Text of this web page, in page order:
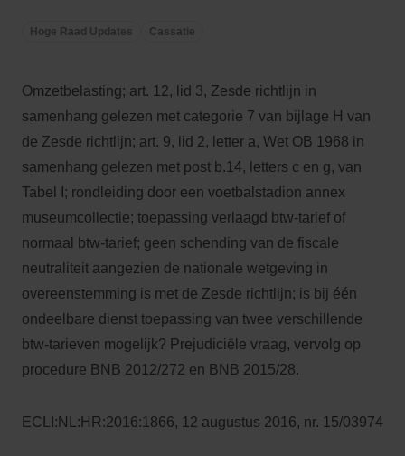
Hoge Raad Updates Cassatie
Omzetbelasting; art. 12, lid 3, Zesde richtlijn in
samenhang gelezen met categorie 7 van bijlage H van
de Zesde richtlijn; art. 9, lid 2, letter a, Wet OB 1968 in
samenhang gelezen met post b.14, letters c en g, van
Tabel I; rondleiding door een voetbalstadion annex
museumcollectie; toepassing verlaagd btw-tarief of
normaal btw-tarief; geen schending van de fiscale
neutraliteit aangezien de nationale wetgeving in
overeenstemming is met de Zesde richtlijn; is bij één
ondeelbare dienst toepassing van twee verschillende
btw-tarieven mogelijk? Prejudiciële vraag, vervolg op
procedure BNB 2012/272 en BNB 2015/28.
ECLI:NL:HR:2016:1866, 12 augustus 2016, nr. 15/03974